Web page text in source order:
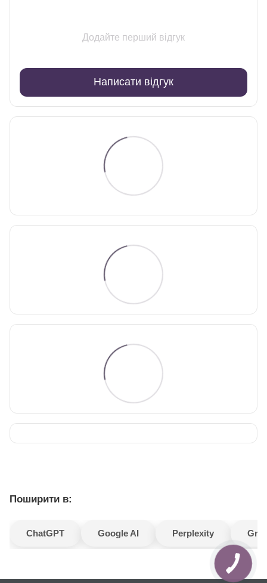
Додайте перший відгук
Написати відгук
Поширити в:
ChatGPT Google AI Perplexity